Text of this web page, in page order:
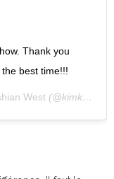
Thank you
best time!!!
West (@kimkardashian) le